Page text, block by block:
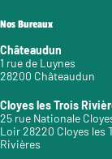
Nos Bureaux
Châteaudun
1 rue de Luynes
28200 Châteaudun
Cloyes les Trois
25 rue Nationale
Loir 28220 Cloyes les
Rivières